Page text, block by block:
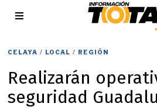
CELAYA / LOCAL / REGIÓN
Realizarán
seguridad